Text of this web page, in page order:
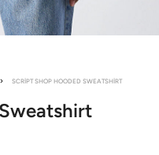
SCRIPT SHOP HOODED SWEATSHIRT